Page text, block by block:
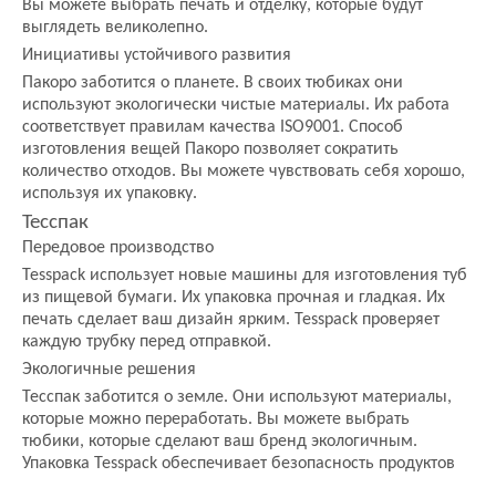
Вы можете выбрать печать и отделку, которые будут
выглядеть великолепно.
Инициативы устойчивого развития
Пакоро заботится о планете. В своих тюбиках они
используют экологически чистые материалы. Их работа
соответствует правилам качества ISO9001. Способ
изготовления вещей Пакоро позволяет сократить
количество отходов. Вы можете чувствовать себя хорошо,
используя их упаковку.
Тесспак
Передовое производство
Tesspack использует новые машины для изготовления туб
из пищевой бумаги. Их упаковка прочная и гладкая. Их
печать сделает ваш дизайн ярким. Tesspack проверяет
каждую трубку перед отправкой.
Экологичные решения
Тесспак заботится о земле. Они используют материалы,
которые можно переработать. Вы можете выбрать
тюбики, которые сделают ваш бренд экологичным.
Упаковка Tesspack обеспечивает безопасность продуктов